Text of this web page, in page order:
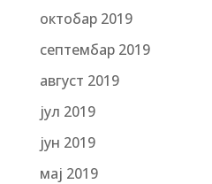
октобар 2019
септембар 2019
август 2019
јул 2019
јун 2019
мај 2019